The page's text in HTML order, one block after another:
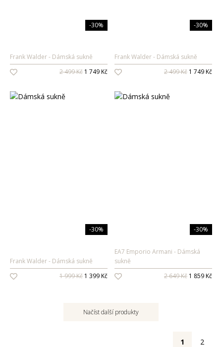
-30%
Frank Walder
Dámská sukně
2 499 Kč 1 749 Kč
-30%
Frank Walder
Dámská sukně
2 499 Kč 1 749 Kč
-30%
Frank Walder
Dámská sukně
1 999 Kč 1 399 Kč
-30%
EA7 Emporio Armani
Dámská
sukně
2 649 Kč 1 859 Kč
Načíst další produkty
1 2